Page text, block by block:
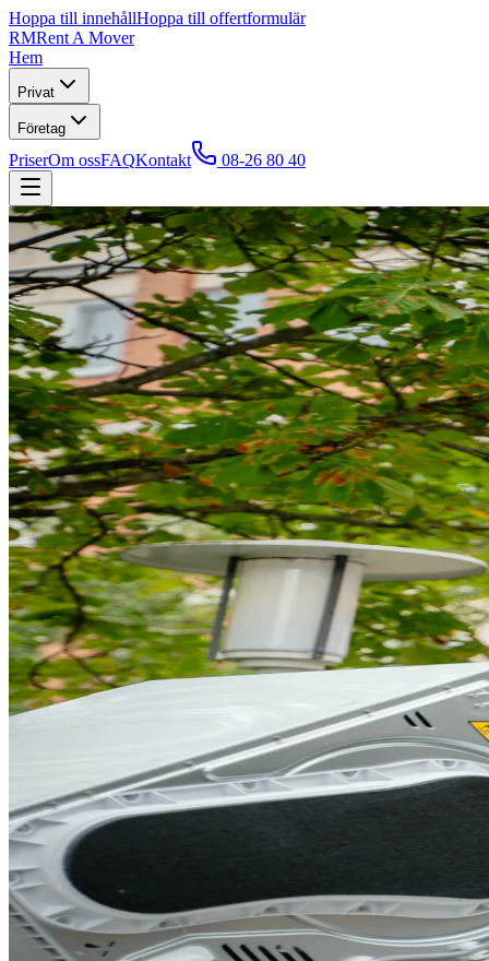
Hoppa till innehållHoppa till offertformulär
RMRent A Mover
Hem
Privat
Företag
PriserOm ossFAQKontakt 08-26 80 40